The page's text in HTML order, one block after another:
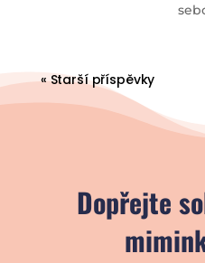
« Starší příspěvky
Dopřejte